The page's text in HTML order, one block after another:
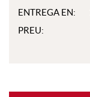
ENTREGA EN:
PREU: